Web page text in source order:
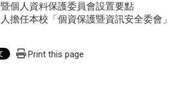
個人資料保護委員會設置要點
擔任本校「個資保護暨資訊安全委會」
Print this page